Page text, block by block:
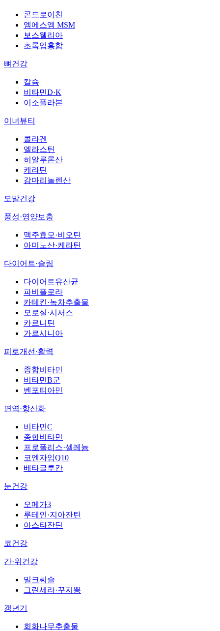
콘드로이친
엠에스엠 MSM
보스웰리아
초록입홍합
뼈건강
칼슘
비타민D·K
이소플라본
이너뷰티
콜라겐
엘라스틴
히알루론산
케라틴
감마리놀렌산
모발건강
풍성·영양보충
맥주효모·비오틴
아미노산·케라틴
다이어트·슬림
다이어트유산균
파비플로라
카테킨·녹차추출물
모로실·시서스
카르니틴
가르시니아
피로개선·활력
종합비타민
비타민B군
벤포티아민
면역·항산화
비타민C
종합비타민
프로폴리스·셀레늄
코엔자임Q10
베타글루칸
눈건강
오메가3
루테인·지아잔틴
아스타잔틴
코건강
간·위건강
밀크씨슬
그린세라·꾸지뽕
갱년기
회화나무추출물